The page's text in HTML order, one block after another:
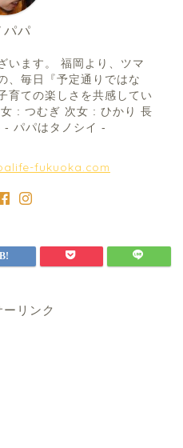
パパ
います。 福岡より、ツマ
、毎日『予定通りではな
育ての楽しさを共感してい
: つむぎ 次女 : ひかり 長
パパはタノシイ -
fukuoka.com
ーリンク